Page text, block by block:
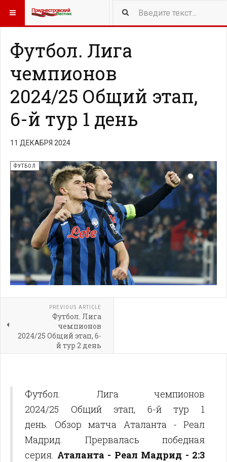
419 NEW ARTICLES
Футбол. Лига
чемпионов
2024/25 Общий этап,
6-й тур 1 день
11 ДЕКАБРЯ 2024
ФУТБОЛ
PREVIOUS ARTICLE
Футбол. Лига
чемпионов
2024/25 Общий этап, 6-
й тур 2 день
Футбол. Лига чемпионов
2024/25 Общий этап, 6-й тур 1
день. Обзор матча Аталанта - Реал
Мадрид. Прервалась победная
серия. Аталанта - Реал Мадрид - 2:3